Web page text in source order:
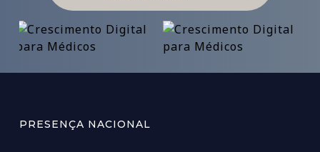
PRESENÇA NACIONAL